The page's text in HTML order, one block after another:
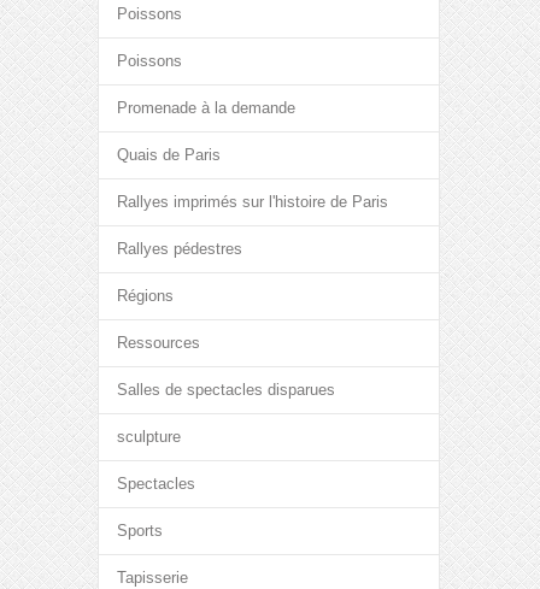
Poissons
Poissons
Promenade à la demande
Quais de Paris
Rallyes imprimés sur l'histoire de Paris
Rallyes pédestres
Régions
Ressources
Salles de spectacles disparues
sculpture
Spectacles
Sports
Tapisserie